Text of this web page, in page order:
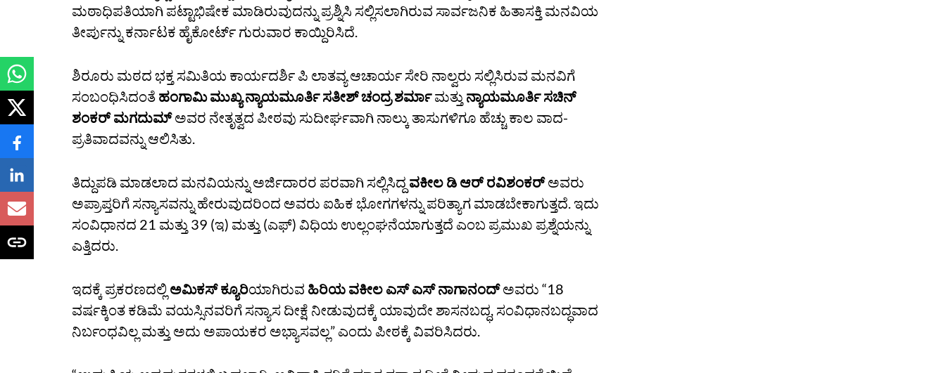
ಮಠಾಧಿಪತಿಯಾಗಿ ಪಟ್ಟಾಭಿಷೇಕ ಮಾಡಿರುವುದನ್ನು ಪ್ರಶ್ನಿಸಿ ಸಲ್ಲಿಸಲಾಗಿರುವ ಸಾರ್ವಜನಿಕ ಹಿತಾಸಕ್ತಿ ಮನವಿಯ
ತೀರ್ಪುನ್ನು ಕರ್ನಾಟಕ ಹೈಕೋರ್ಟ್‌ ಗುರುವಾರ ಕಾಯ್ದಿರಿಸಿದೆ.
ಶಿರೂರು ಮಠದ ಭಕ್ತ ಸಮಿತಿಯ ಕಾರ್ಯದರ್ಶಿ ಪಿ ಲಾತವ್ಯ ಆಚಾರ್ಯ ಸೇರಿ ನಾಲ್ವರು ಸಲ್ಲಿಸಿರುವ ಮನವಿಗೆ
ಸಂಬಂಧಿಸಿದಂತೆ ಹಂಗಾಮಿ ಮುಖ್ಯ ನ್ಯಾಯಮೂರ್ತಿ ಸತೀಶ್ ಚಂದ್ರ ಶರ್ಮಾಮತ್ತು ನ್ಯಾಯಮೂರ್ತಿ ಸಚಿನ್‌
ಶಂಕರ್‌ ಮಗದುಮ್‌ಅವರ ನೇತೃತ್ವದ ಪೀಠವು ಸುದೀರ್ಘವಾಗಿ ನಾಲ್ಕು ತಾಸುಗಳಿಗೂ ಹೆಚ್ಚು ಕಾಲ ವಾದ-
ಪ್ರತಿವಾದವನ್ನು ಆಲಿಸಿತು.
ತಿದ್ದುಪಡಿ ಮಾಡಲಾದ ಮನವಿಯನ್ನು ಅರ್ಜಿದಾರರ ಪರವಾಗಿ ಸಲ್ಲಿಸಿದ್ದ ವಕೀಲ ಡಿ ಆರ್‌ ರವಿಶಂಕರ್‌ಅವರು
ಅಪ್ರಾಪ್ತರಿಗೆ ಸನ್ಯಾಸವನ್ನು ಹೇರುವುದರಿಂದ ಅವರು ಐಹಿಕ ಭೋಗಗಳನ್ನು ಪರಿತ್ಯಾಗ ಮಾಡಬೇಕಾಗುತ್ತದೆ. ಇದು
ಸಂವಿಧಾನದ 21 ಮತ್ತು 39 (ಇ) ಮತ್ತು (ಎಫ್‌) ವಿಧಿಯ ಉಲ್ಲಂಘನೆಯಾಗುತ್ತದೆ ಎಂಬ ಪ್ರಮುಖ ಪ್ರಶ್ನೆಯನ್ನು
ಎತ್ತಿದರು.
ಇದಕ್ಕೆ ಪ್ರಕರಣದಲ್ಲಿ ಅಮಿಕಸ್‌ ಕ್ಯೂರಿಯಾಗಿರುವ ಹಿರಿಯ ವಕೀಲ ಎಸ್‌ ಎಸ್‌ ನಾಗಾನಂದ್‌ಅವರು “18
ವರ್ಷಕ್ಕಿಂತ ಕಡಿಮೆ ವಯಸ್ಸಿನವರಿಗೆ ಸನ್ಯಾಸ ದೀಕ್ಷೆ ನೀಡುವುದಕ್ಕೆ ಯಾವುದೇ ಶಾಸನಬದ್ಧ, ಸಂವಿಧಾನಬದ್ಧವಾದ
ನಿರ್ಬಂಧವಿಲ್ಲ ಮತ್ತು ಅದು ಅಪಾಯಕರ ಅಭ್ಯಾಸವಲ್ಲ” ಎಂದು ಪೀಠಕ್ಕೆ ವಿವರಿಸಿದರು.